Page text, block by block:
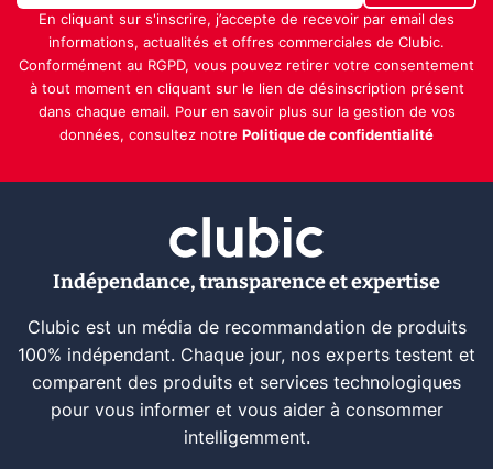
En cliquant sur s'inscrire, j’accepte de recevoir par email des
informations, actualités et offres commerciales de Clubic.
Conformément au RGPD, vous pouvez retirer votre consentement
à tout moment en cliquant sur le lien de désinscription présent
dans chaque email. Pour en savoir plus sur la gestion de vos
données, consultez notre Politique de confidentialité
Indépendance, transparence et expertise
Clubic est un média de recommandation de produits
100% indépendant. Chaque jour, nos experts testent et
comparent des produits et services technologiques
pour vous informer et vous aider à consommer
intelligemment.